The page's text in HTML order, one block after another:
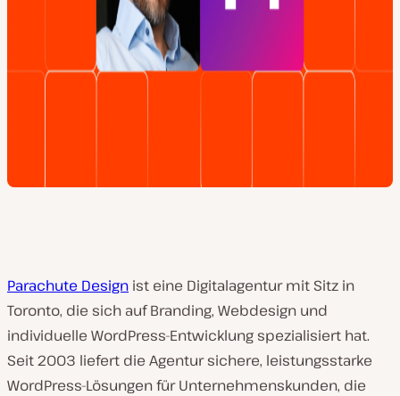
Parachute Design ist eine Digitalagentur mit Sitz in
Toronto, die sich auf Branding, Webdesign und
individuelle WordPress-Entwicklung spezialisiert hat.
Seit 2003 liefert die Agentur sichere, leistungsstarke
WordPress-Lösungen für Unternehmenskunden, die